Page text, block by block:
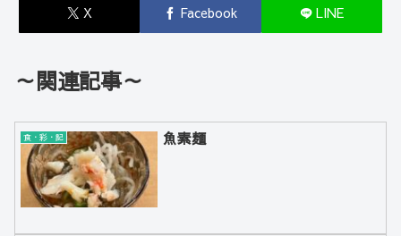
X Facebook LINE
～関連記事～
食・彩・記 魚素麺